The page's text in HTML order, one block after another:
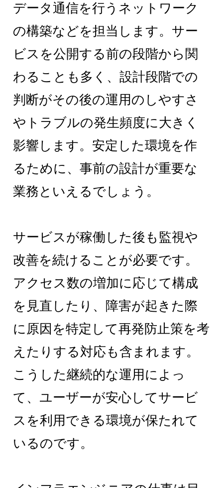
データ通信を行うネットワーク
の構築などを担当します。サー
ビスを公開する前の段階から関
わることも多く、設計段階での
判断がその後の運用のしやすさ
やトラブルの発生頻度に大きく
影響します。安定した環境を作
るために、事前の設計が重要な
業務といえるでしょう。
サービスが稼働した後も監視や
改善を続けることが必要です。
アクセス数の増加に応じて構成
を見直したり、障害が起きた際
に原因を特定して再発防止策を考
えたりする対応も含まれます。
こうした継続的な運用によっ
て、ユーザーが安心してサービ
スを利用できる環境が保たれて
いるのです。